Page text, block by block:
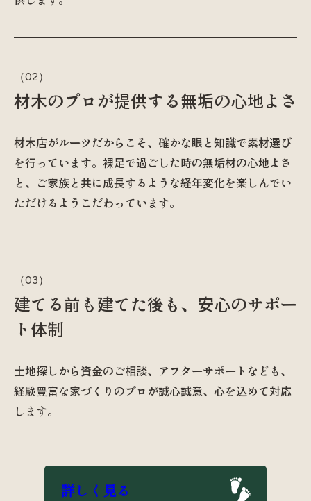
材木のプロが提供する無垢の心地よさ
材木店がルーツだからこそ、確かな眼と知識で素材選び
を行っています。裸足で過ごした時の無垢材の心地よさ
と、ご家族と共に成長するような経年変化を楽しんでい
ただけるようこだわっています。
建てる前も建てた後も、安心のサポー
ト体制
土地探しから資金のご相談、アフターサポートなども、
経験豊富な家づくりのプロが誠心誠意、心を込めて対応
します。
詳しく見る